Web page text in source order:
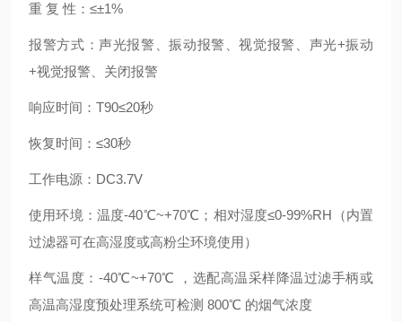
重 复 性：≤±1%
报警方式：声光报警、振动报警、视觉报警、声光+振动
+视觉报警、关闭报警
响应时间：T90≤20秒
恢复时间：≤30秒
工作电源：DC3.7V
使用环境：温度-40℃~+70℃；相对湿度≤0-99%RH（内置
过滤器可在高湿度或高粉尘环境使用）
样气温度：-40℃~+70℃ ，选配高温采样降温过滤手柄或
高温高湿度预处理系统可检测 800℃ 的烟气浓度